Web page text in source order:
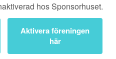
Logga in
hos Sponsorhuset.
Aktivera föreningen
här